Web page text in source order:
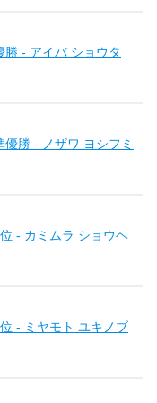
- アイバ ショウタ
勝 - ノザワ ヨシフミ
- カミムラ ショウヘ
- ミヤモト ユキノブ